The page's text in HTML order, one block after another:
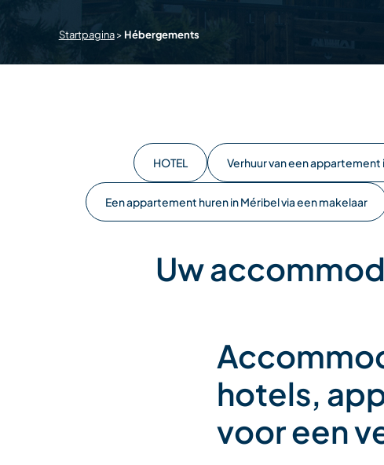
Startpagina> Hébergements
HOTEL Verhuur van een
Een appartement huren in Méribel via een makelaar
Uw
hotels,
voor een